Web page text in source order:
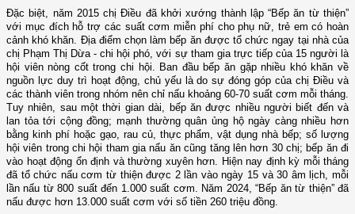
Đặc biệt, năm 2015 chị Điều đã khởi xướng thành lập “Bếp ăn từ thiện”
với mục đích hỗ trợ các suất cơm miễn phí cho phụ nữ, trẻ em có hoàn
cảnh khó khăn Địa điểm chọn làm bếp ăn được tổ chức ngay tại nhà của
chị Phạm Thị Dừa - chi hội phó, với sự tham gia trực tiếp của 15 người là
hội viên nòng cốt trong chi hội. Ban đầu bếp ăn gặp nhiều khó khăn về
nguồn lực duy trì hoạt động, chủ yếu là do sự đóng góp của chị Điều và
các thành viên trong nhóm nên chỉ nấu khoảng 60-70 suất cơm mỗi tháng.
Tuy nhiên, sau một thời gian dài,
bếp ăn được nhiều người biết đếnvà
lan tỏa tới cộng đồng;mạnh thường quân ủng hộ ngày càng nhiều hơn
bằng kinh phí hoặc gạo, rau củ, thực phẩm, vật dụng nhà bếp;số lượng
hội viên trong chi hội tham gia nấu ăn cũng tăng lên hơn 30 chị; bếp ăn đi
vào hoạt động ổn định và thường xuyên hơn. Hiện nay định kỳ mỗi tháng
đã tổ chức nấu cơm từ thiện được 2 lần vào ngày 15 và 30 âm lịch, mỗi
lần nấu từ 800 suất đến 1.000 suất cơm. Năm 2024, “Bếp ăn từ thiện” đã
nấu được hơn 13.000 suất cơm với số tiền 260 triệu đồng.